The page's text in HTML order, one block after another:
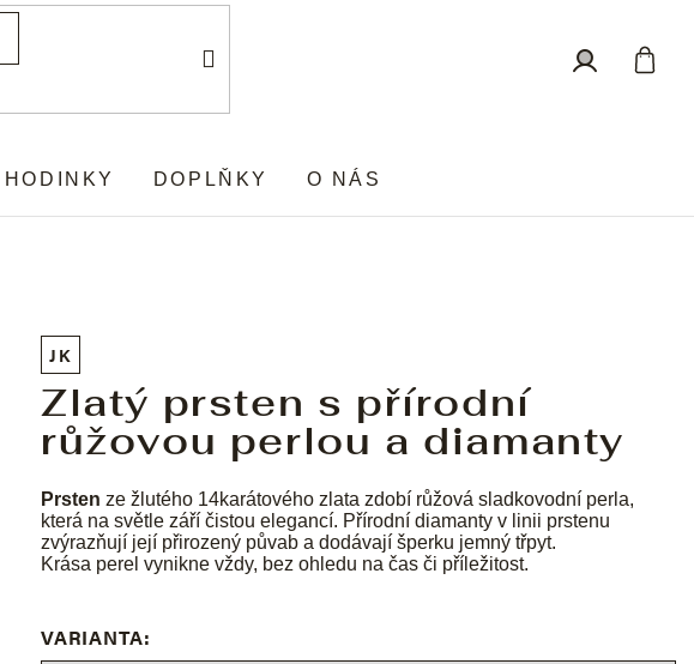
HODINKY DOPLŇKY O NÁS
JK
Zlatý prsten s přírodní
růžovou perlou a diamanty
Prsten ze žlutého 14karátového zlata zdobí růžová sladkovodní perla,
která na světle září čistou elegancí. Přírodní diamanty v linii prstenu
zvýrazňují její přirozený půvab a dodávají šperku jemný třpyt.
Krása perel vynikne vždy, bez ohledu na čas či příležitost.
VARIANTA: